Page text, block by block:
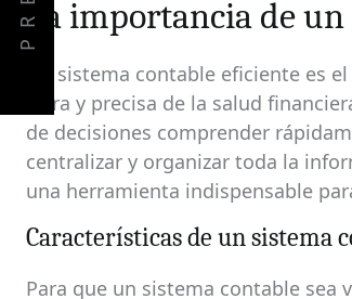
La importancia de
Un sistema contable eficiente es
clara y precisa de la salud
de decisiones comprender
centralizar y organizar toda la
una herramienta indispensable
Características de un sistema
Para que un sistema contable sea